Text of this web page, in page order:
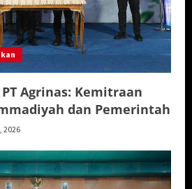
Agrinas: Kemitraan
dan Pemerintah
2026